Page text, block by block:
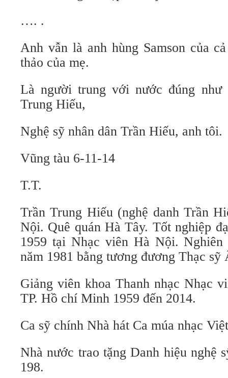
…. .
Anh vẫn là anh hùng Samson của
thảo của mẹ.
Là người trung với nước đúng như
Trung Hiếu,
Nghệ sỹ nhân dân Trần Hiếu, anh tôi.
Vũng tàu 6-11-14
T.T.
Trần Trung Hiếu (nghệ danh Trần
Nội. Quê quán Hà Tây. Tốt nghiệp
1959 tại Nhạc viên Hà Nội.
năm 1981 bằng tương đương Thạc sỹ
Giảng viên khoa Thanh nhạc Nhạc
TP. Hồ chí Minh 1959 đến 2014.
Ca sỹ chính Nhà hát Ca múa nhạc
Nhà nước trao tặng Danh hiệu nghệ
198.